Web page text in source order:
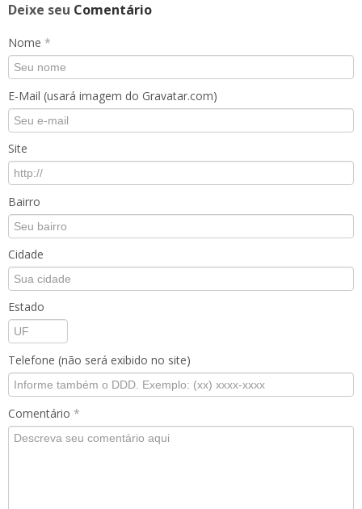
Deixe seu Comentário
Nome *
E-Mail (usará imagem do Gravatar.com)
Site
Bairro
Cidade
Estado
Telefone (não será exibido no site)
Comentário *